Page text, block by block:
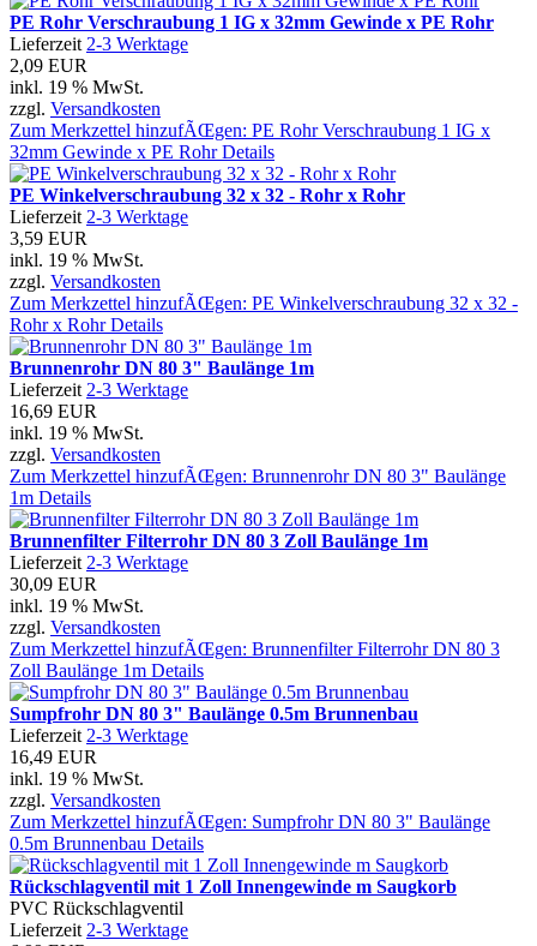
PE Rohr Verschraubung 1 IG x 32mm Gewinde x PE Rohr
Lieferzeit2-3 Werktage
2,09 EUR
inkl. 19 % MwSt.
zzgl. Versandkosten
Zum Merkzettel hinzufÃŒgen: PE Rohr Verschraubung 1 IG x
32mm Gewinde x PE Rohr Details
PE Winkelverschraubung 32 x 32 - Rohr x Rohr
Lieferzeit2-3 Werktage
3,59 EUR
inkl. 19 % MwSt.
zzgl. Versandkosten
Zum Merkzettel hinzufÃŒgen: PE Winkelverschraubung 32 x 32 -
Rohr x Rohr Details
Brunnenrohr DN 80 3" Baulänge 1m
Lieferzeit2-3 Werktage
16,69 EUR
inkl. 19 % MwSt.
zzgl. Versandkosten
Zum Merkzettel hinzufÃŒgen: Brunnenrohr DN 80 3" Baulänge
1m Details
Brunnenfilter Filterrohr DN 80 3 Zoll Baulänge 1m
Lieferzeit2-3 Werktage
30,09 EUR
inkl. 19 % MwSt.
zzgl. Versandkosten
Zum Merkzettel hinzufÃŒgen: Brunnenfilter Filterrohr DN 80 3
Zoll Baulänge 1m Details
Sumpfrohr DN 80 3" Baulänge 0.5m Brunnenbau
Lieferzeit2-3 Werktage
16,49 EUR
inkl. 19 % MwSt.
zzgl. Versandkosten
Zum Merkzettel hinzufÃŒgen: Sumpfrohr DN 80 3" Baulänge
0.5m Brunnenbau Details
Rückschlagventil mit 1 Zoll Innengewinde m Saugkorb
PVC Rückschlagventil
Lieferzeit2-3 Werktage